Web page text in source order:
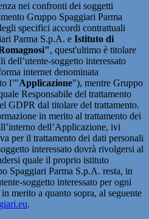
nei confronti dei soggetti
Gruppo Spaggiari Parma
specifici accordi contrattuali
Parma S.p.A. e Istituto di
, quest'ultimo è titolare
dell’utente-soggetto interessato
internet denominata
l’"Applicazione"), mentre Gruppo
Responsabile del trattamento
GDPR dal titolare del trattamento.
in merito al trattamento dei
dell’Applicazione, ivi
per il trattamento dei dati personali
interessato dovrà rivolgersi al
quale il proprio istituto
Spaggiari Parma S.p.A. resta, in
soggetto interessato per ogni
merito a quanto sopra, al seguente
.